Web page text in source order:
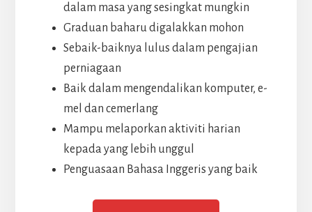
dalam masa yang sesingkat mungkin
Graduan baharu digalakkan mohon
Sebaik-baiknya lulus dalam pengajian
perniagaan
Baik dalam mengendalikan komputer, e-
mel dan cemerlang
Mampu melaporkan aktiviti harian
kepada yang lebih unggul
Penguasaan Bahasa Inggeris yang baik